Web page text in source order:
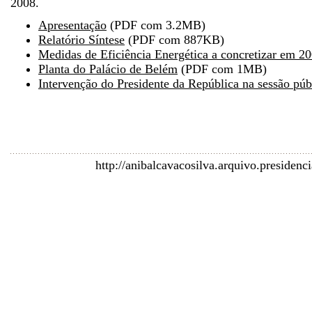
2008.
Apresentação (PDF com 3.2MB)
Relatório Síntese (PDF com 887KB)
Medidas de Eficiência Energética a concretizar em
Planta do Palácio de Belém (PDF com 1MB)
Intervenção do Presidente da República na sessão
http://